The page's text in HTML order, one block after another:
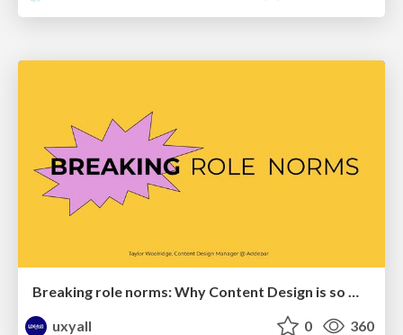
Breaking role norms: Why Content Design is so much more than writing copy - Taylor Woolridge
uxyall
0 360